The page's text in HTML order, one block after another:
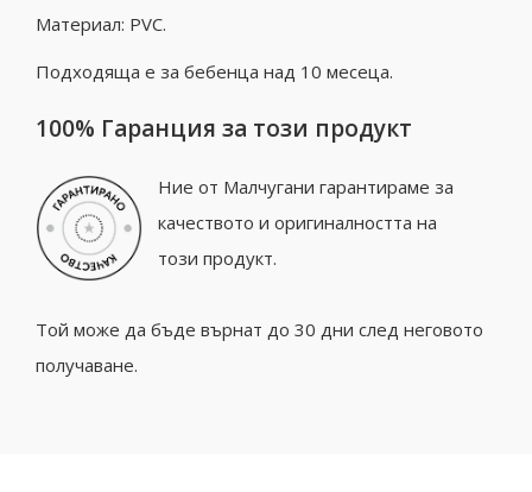
Материал: PVC.
Подходяща е за бебенца над 10 месеца.
100% Гаранция за този продукт
Ние от Малчугани гарантираме за
качеството и оригиналността на
този продукт.
Той може да бъде върнат до 30 дни след неговото
получаване.